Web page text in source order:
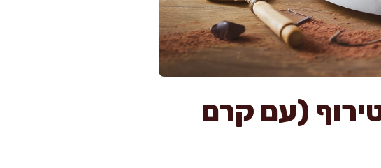
בטירוף (עם קרם